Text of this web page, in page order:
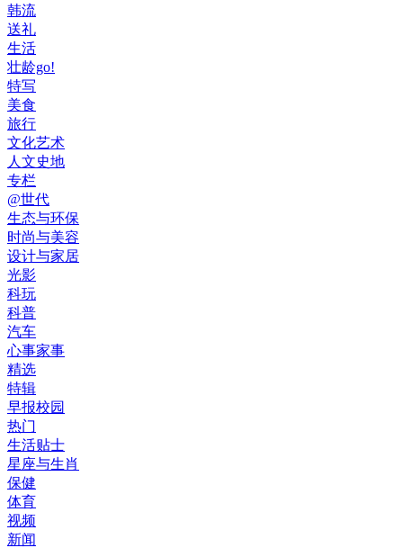
韩流
送礼
生活
壮龄go!
特写
美食
旅行
文化艺术
人文史地
专栏
@世代
生态与环保
时尚与美容
设计与家居
光影
科玩
科普
汽车
心事家事
精选
特辑
早报校园
热门
生活贴士
星座与生肖
保健
体育
视频
新闻